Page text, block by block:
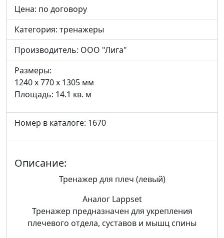
Цена: по договору
Категория: тренажеры
Производитель: ООО "Лига"
Размеры:
1240 x 770 x 1305 мм
Площадь: 14.1 кв. м
Номер в каталоге: 1670
Описание:
Тренажер для плеч (левый)
Аналог Lappset
Тренажер предназначен для укрепления
плечевого отдела, суставов и мышц спины